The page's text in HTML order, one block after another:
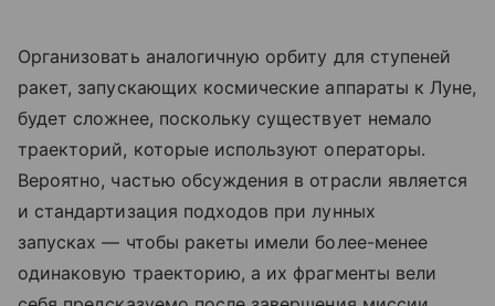
Организовать аналогичную орбиту для ступеней
ракет, запускающих космические аппараты к Луне,
будет сложнее, поскольку существует немало
траекторий, которые используют операторы.
Вероятно, частью обсуждения в отрасли является
и стандартизация подходов при лунных
запусках — чтобы ракеты имели более-менее
одинаковую траекторию, а их фрагменты вели